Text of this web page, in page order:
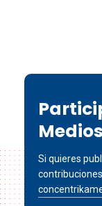
Medios
Si quieres